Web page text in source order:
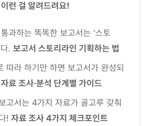
런 걸 알려드려요!
과하는 똑똑한 보고서는 '스토
. 보고서 스토리라인 기획하는 법
따라 하기만 하면 보고서가 완성되
자료 조사·분석 단계별 가이드
고서는 4가지 자료가 골고루 갖춰
! 자료 조사 4가지 체크포인트